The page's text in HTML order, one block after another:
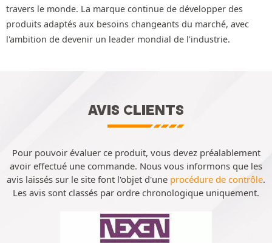
travers le monde. La marque continue de développer des
produits adaptés aux besoins changeants du marché, avec
l'ambition de devenir un leader mondial de l'industrie.
AVIS CLIENTS
Pour pouvoir évaluer ce produit, vous devez préalablement
avoir effectué une commande. Nous vous informons que les
avis laissés sur le site font l'objet d'une procédure de contrôle.
Les avis sont classés par ordre chronologique uniquement.